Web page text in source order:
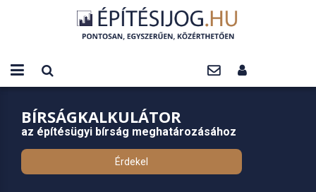
BÍRSÁGKALKULÁTOR
az építésügyi bírság meghatározásához
Érdekel